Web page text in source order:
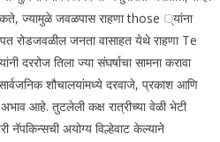
ज्यामुळे जवळपास राहणा those ्यांना
रोडजवळील जनता वासाहत येथे राहणा Te
दररोज तिला ज्या संघर्षाचा सामना करावा
सार्वजनिक शौचालयांमध्ये दरवाजे, प्रकाश आणि
आहे. तुटलेली कक्ष रात्रीच्या वेळी भेटी
नॅपकिन्सची अयोग्य विल्हेवाट केल्याने